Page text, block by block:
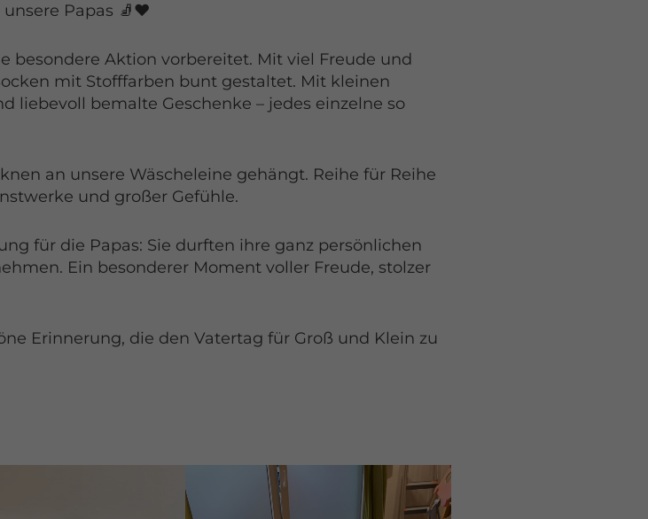
Papas 🧦❤️
besondere Aktion vorbereitet. Mit viel Freude und
mit Stofffarben bunt gestaltet. Mit kleinen
liebevoll bemalte Geschenke – jedes einzelne so
an unsere Wäscheleine gehängt. Reihe für Reihe
und großer Gefühle.
für die Papas: Sie durften ihre ganz persönlichen
Ein besonderer Moment voller Freude, stolzer
Erinnerung, die den Vatertag für Groß und Klein zu